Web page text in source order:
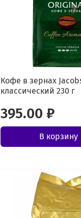
Кофе в зернах
классический 230 г
395.00 ₽
В корзину